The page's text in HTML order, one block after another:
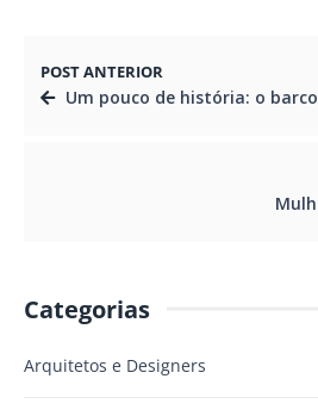
POST ANTERIOR
Um pouco de história: o
Categorias
Arquitetos e Designers